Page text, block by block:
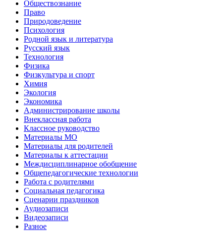
Обществознание
Право
Природоведение
Психология
Родной язык и литература
Русский язык
Технология
Физика
Физкультура и спорт
Химия
Экология
Экономика
Администрирование школы
Внеклассная работа
Классное руководство
Материалы МО
Материалы для родителей
Материалы к аттестации
Междисциплинарное обобщение
Общепедагогические технологии
Работа с родителями
Социальная педагогика
Сценарии праздников
Аудиозаписи
Видеозаписи
Разное